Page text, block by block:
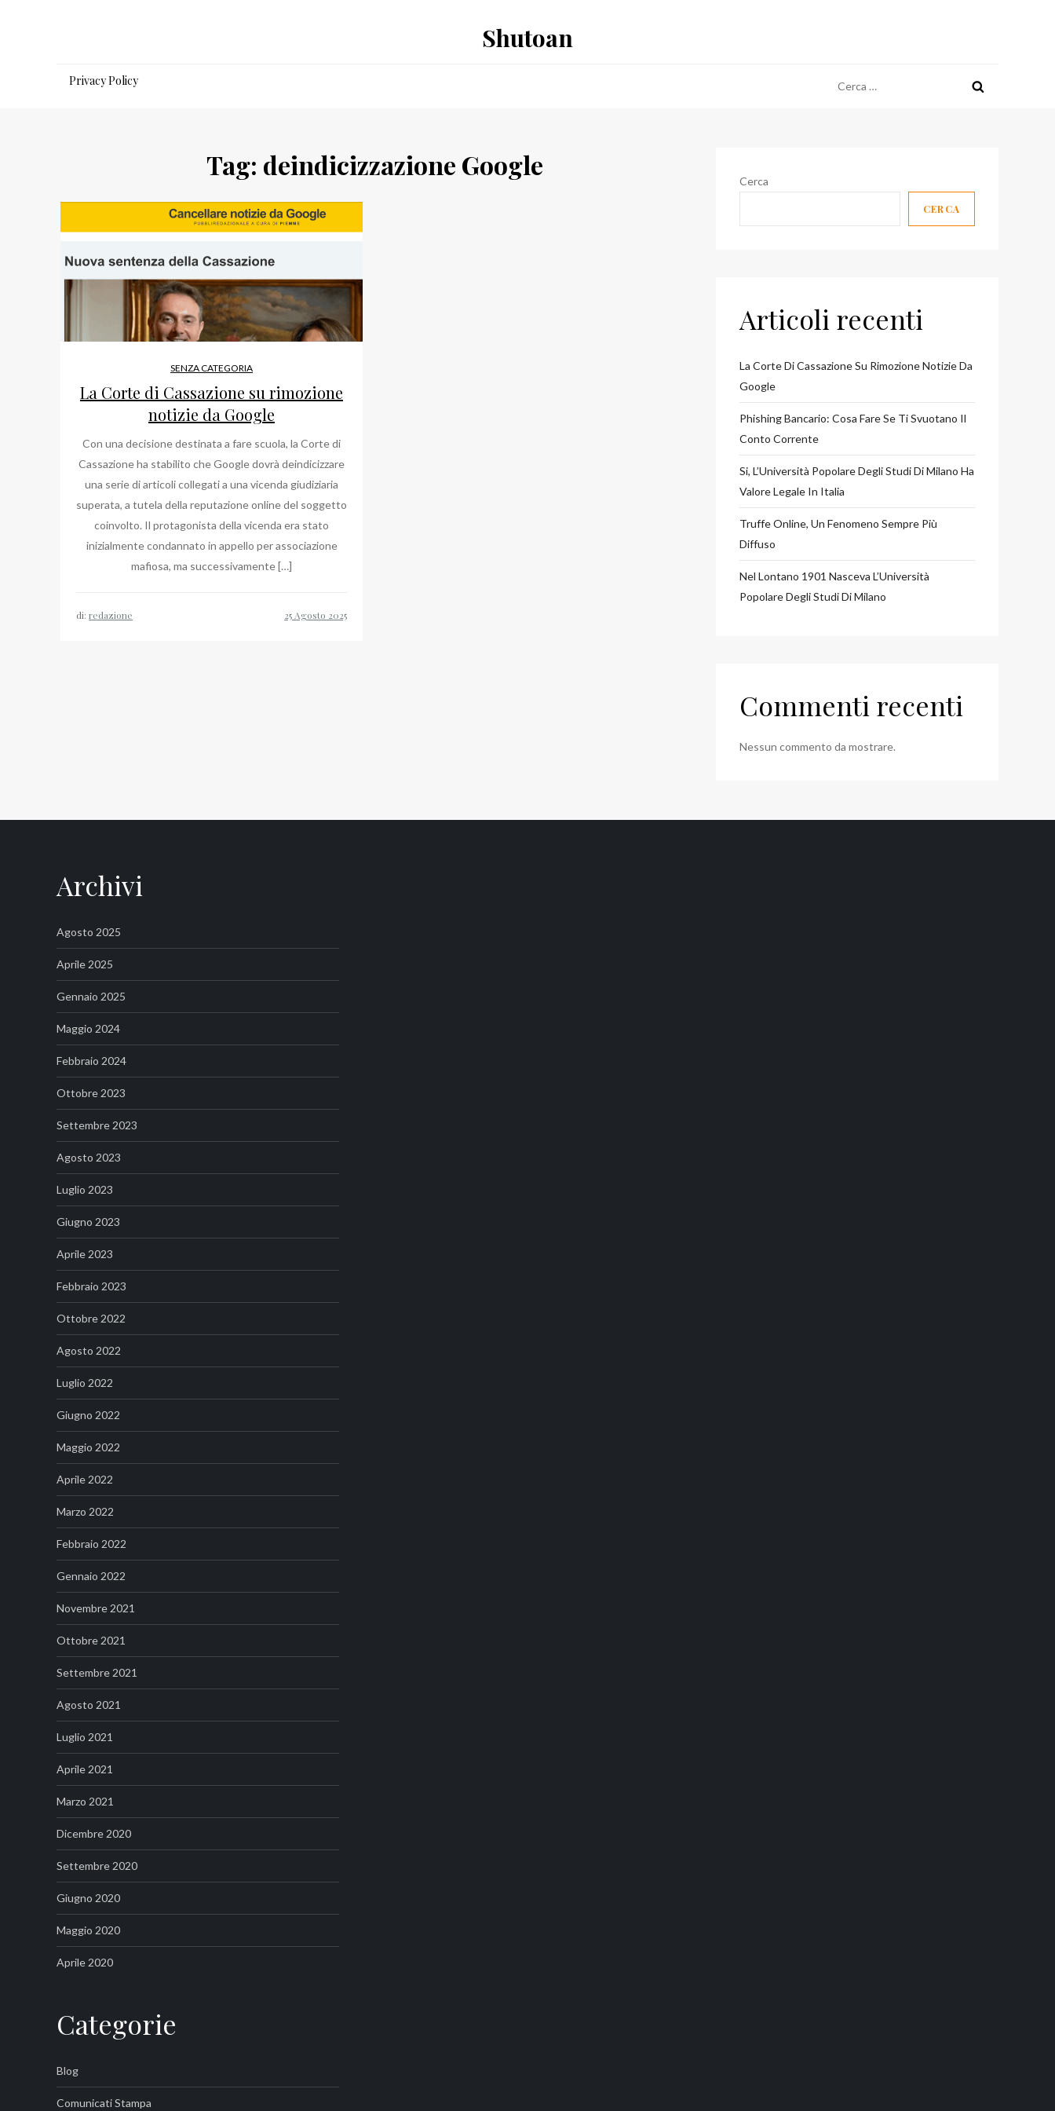
Shutoan
Privacy Policy
per:
Tag: deindicizzazione Google
SENZA CATEGORIA
La Corte di Cassazione su rimozione
notizie da Google
Con una decisione destinata a fare scuola, la Corte di
Cassazione ha stabilito che Google dovrà deindicizzare
una serie di articoli collegati a una vicenda giudiziaria
superata, a tutela della reputazione online del soggetto
coinvolto. Il protagonista della vicenda era stato
inizialmente condannato in appello per associazione
mafiosa, ma successivamente […]
di: redazione
Cerca
CERCA
Articoli recenti
La Corte Di Cassazione Su Rimozione Notizie Da
Google
Phishing Bancario: Cosa Fare Se Ti Svuotano Il
Conto Corrente
Si, L’Università Popolare Degli Studi Di Milano Ha
Valore Legale In Italia
Truffe Online, Un Fenomeno Sempre Più
Diffuso
Nel Lontano 1901 Nasceva L’Università
Popolare Degli Studi Di Milano
Commenti recenti
Nessun commento da mostrare.
Archivi
Agosto 2025
Aprile 2025
Gennaio 2025
Maggio 2024
Febbraio 2024
Ottobre 2023
Settembre 2023
Agosto 2023
Luglio 2023
Giugno 2023
Aprile 2023
Febbraio 2023
Ottobre 2022
Agosto 2022
Luglio 2022
Giugno 2022
Maggio 2022
Aprile 2022
Marzo 2022
Febbraio 2022
Gennaio 2022
Novembre 2021
Ottobre 2021
Settembre 2021
Agosto 2021
Luglio 2021
Aprile 2021
Marzo 2021
Dicembre 2020
Settembre 2020
Giugno 2020
Maggio 2020
Aprile 2020
Categorie
Blog
Comunicati Stampa